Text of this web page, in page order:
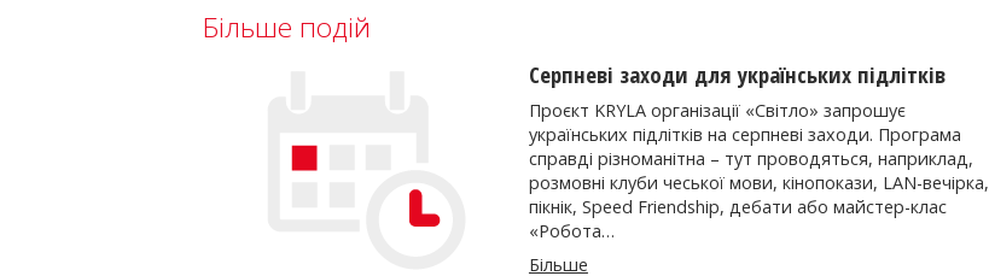
Більше подій
Серпневі заходи для українських підлітків
Проєкт KRYLA організації «Світло» запрошує
українських підлітків на серпневі заходи. Програма
справді різноманітна – тут проводяться, наприклад,
розмовні клуби чеської мови, кінопокази, LAN-вечірка,
пікнік, Speed Friendship, дебати або майстер-клас
«Робота…
Більше